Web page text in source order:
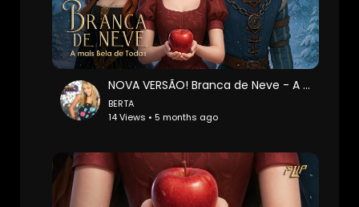
NOVA VERSÃO! Branca de Neve - A Mais Bela de Todas ™ (Versão Remasterizada - FILME COMPLETO) PT-BR
BERTA
14 Views • 5 months ago